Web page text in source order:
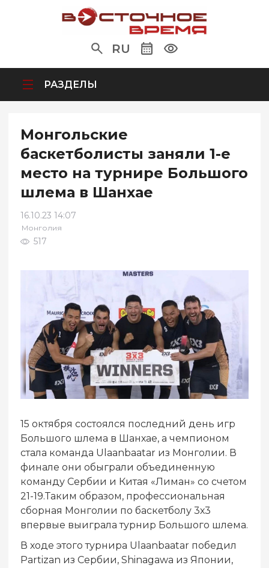
RU
РАЗДЕЛЫ
Монгольские
баскетболисты заняли 1-е
место на турнире Большого
шлема в Шанхае
16.10.23 14:07
Монголия
517
15 октября состоялся последний день игр
Большого шлема в Шанхае, а чемпионом
стала команда Ulaanbaatar из Монголии. В
финале они обыграли объединенную
команду Сербии и Китая «Лиман» со счетом
21-19.Таким образом, профессиональная
сборная Монголии по баскетболу 3х3
впервые выиграла турнир Большого шлема.
В ходе этого турнира Ulaanbaatar победил
Partizan из Сербии, Shinagawa из Японии,